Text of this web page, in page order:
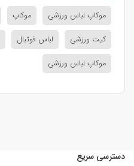
موکاپ لباس ورزشی موکاپ
کیت ورزشی
لباس فوتبال
موکاپ لباس ورزشی
دسترسی سریع